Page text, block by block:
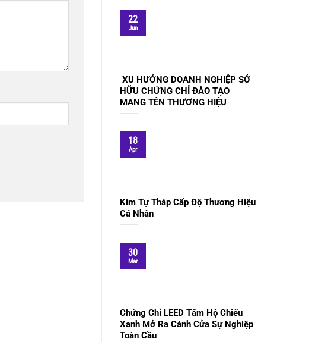
XU HƯỚNG DOANH NGHIỆP SỞ
HỮU CHỨNG CHỈ ĐÀO TẠO
MANG TÊN THƯƠNG HIỆU
22
Jun
Kim Tự Tháp Cấp Độ Thương Hiệu
Cá Nhân
18
Apr
Chứng Chỉ LEED Tấm Hộ Chiếu
Xanh Mở Ra Cánh Cửa Sự Nghiệp
Toàn Cầu
30
Mar